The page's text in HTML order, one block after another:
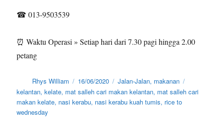
☎ 013-9503539
⏰ Waktu Operasi » Setiap hari dari 7.30 pagi hingga 2.00
petang
Author
Rhys William
Posted
on
16/06/2020 Categories
Jalan-Jalan, makanan
kelantan,kelate, mat salleh cari makan kelantan, mat salleh cari
makan kelate, nasi kerabu, nasi kerabu kuah tumis, rice to
wednesday